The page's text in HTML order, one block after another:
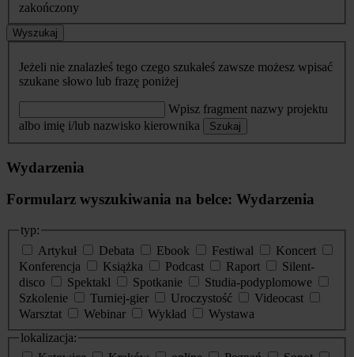
zakończony
Wyszukaj
Jeżeli nie znalazłeś tego czego szukałeś zawsze możesz wpisać
szukane słowo lub frazę poniżej
Wpisz fragment nazwy projektu
albo imię i/lub nazwisko kierownika
Szukaj
Wydarzenia
Formularz wyszukiwania na belce: Wydarzenia
typ:
Artykuł
Debata Ebook Festiwal
Koncert
Konferencja
Książka Podcast Raport
Silent-
disco
Spektakl Spotkanie
Studia-podyplomowe
Szkolenie
Turniej-gier Uroczystość
Videocast
Warsztat
Webinar Wykład
Wystawa
lokalizacja: